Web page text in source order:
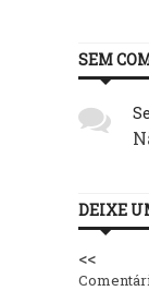
SEM
DEIXE
<<